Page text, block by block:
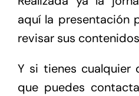
aquí la presentación
revisar sus
Y si tienes cualquier
que puedes